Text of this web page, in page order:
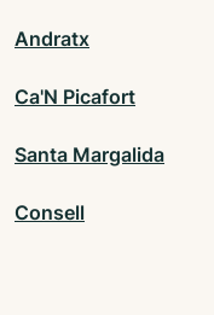
Andratx
Ca'N Picafort
Santa Margalida
Consell